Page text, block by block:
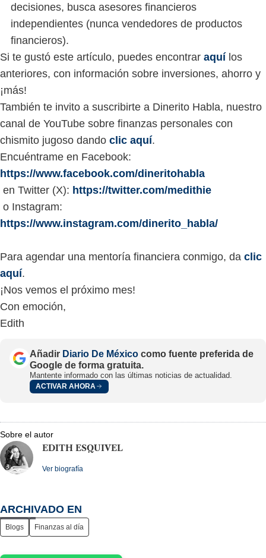
decisiones, busca asesores financieros
independientes (nunca vendedores de productos
financieros).
Si te gustó este artículo, puedes encontrar aquílos
anteriores, con información sobre inversiones, ahorro y
¡más!
También te invito a suscribirte a Dinerito Habla, nuestro
canal de YouTube sobre finanzas personales con
chismito jugoso dando clic aquí.
Encuéntrame en Facebook:
https://www.facebook.com/dineritohabla
en Twitter (X): https://twitter.com/medithie
o Instagram:
https://www.instagram.com/dinerito_habla/
Para agendar una mentoría financiera conmigo, da clic
aquí.
¡Nos vemos el próximo mes!
Con emoción,
Edith
Añadir Diario De México como fuente preferida de
Google de forma gratuita.
Mantente informado con las últimas noticias de actualidad.
ACTIVAR AHORA
Sobre el autor
EDITH ESQUIVEL
Ver biografía
ARCHIVADO EN
Blogs Finanzas al día